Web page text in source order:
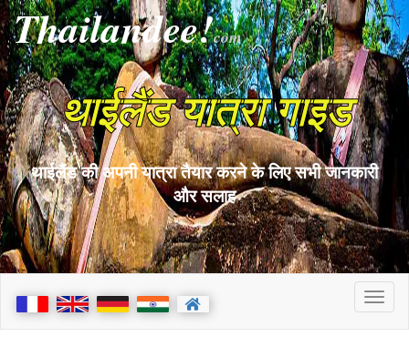
Thailandee!com
थाईलैंड यात्रा गाइड
थाईलैंड की अपनी यात्रा तैयार करने के लिए सभी जानकारी
और सलाह